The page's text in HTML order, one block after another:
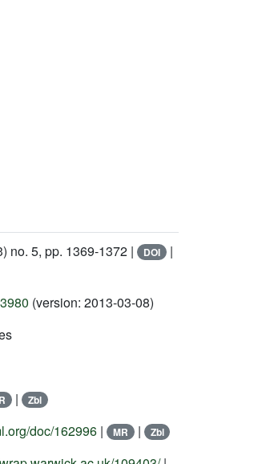
no. 5, pp. 1369-1372 | DOI |
(version: 2013-03-08)
| Zbl
doc/162996 | MR | Zbl